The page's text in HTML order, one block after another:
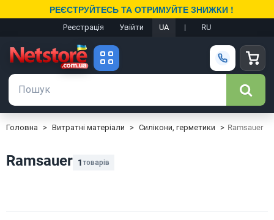
РЕЄСТРУЙТЕСЬ ТА ОТРИМУЙТЕ ЗНИЖКИ !
Реєстрація Увійти UA | RU
Головна Витратні матеріали Силікони, герметики Ramsauer
Ramsauer 1товарів